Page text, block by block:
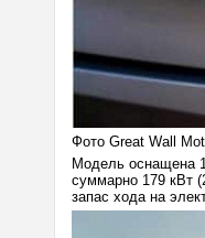
Фото Great Wall
Модель оснащена
суммарно 179 кВт
запас хода на